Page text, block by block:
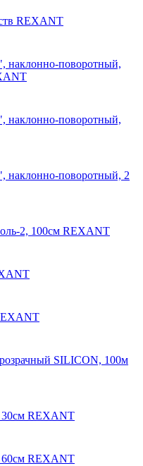
REXANT
наклонно-поворотный,
наклонно-поворотный,
наклонно-поворотный, 2
2, 100см REXANT
SILICON, 100м
REXANT
REXANT